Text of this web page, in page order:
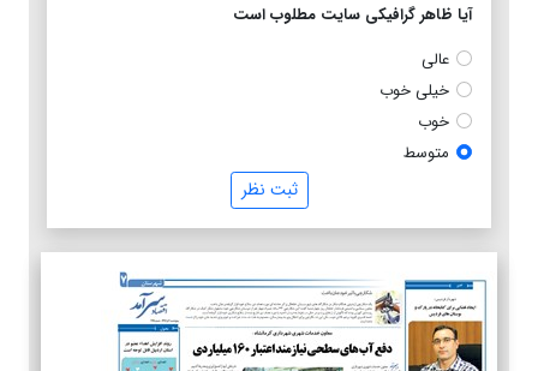
آیا ظاهر گرافیکی سایت مطلوب است
عالی
خیلی خوب
خوب
متوسط
ثبت نظر